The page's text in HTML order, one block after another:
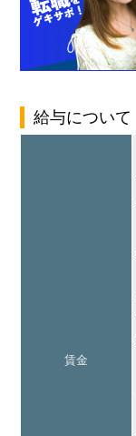
給与について
賃金